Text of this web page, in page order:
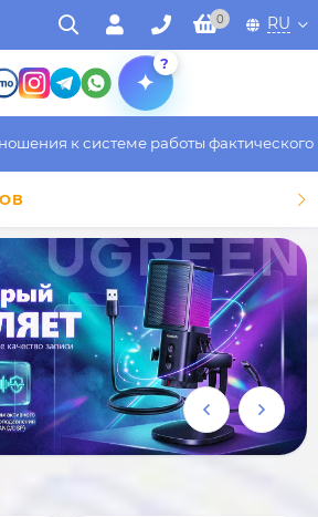
0 RU
?
работы фактического